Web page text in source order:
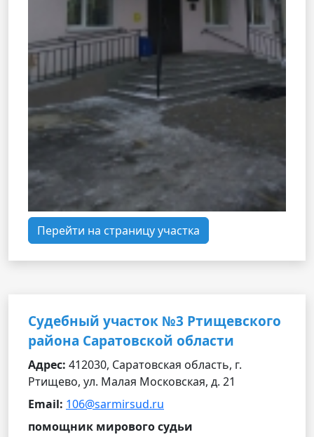
Перейти на страницу участка
Судебный участок №3 Ртищевского
района Саратовской области
Адрес: 412030, Саратовская область, г.
Ртищево, ул. Малая Московская, д. 21
Email: 106@sarmirsud.ru
помощник мирового судьи